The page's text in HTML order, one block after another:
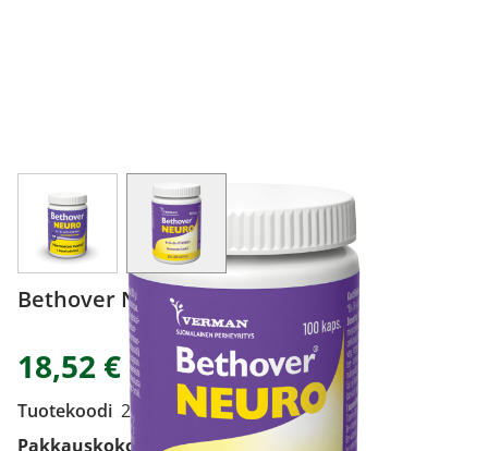
View larger imageView larger image
Bethover Neuro 100 kaps
18,52 €
Tuotekoodi 2112290
Pakkauskoko
100 kaps